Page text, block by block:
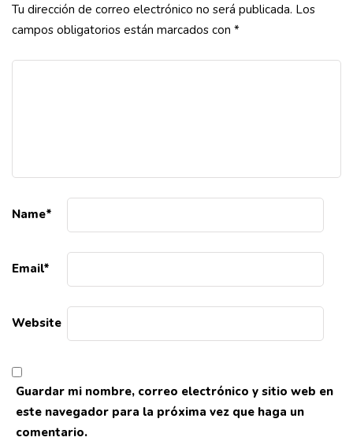
Tu dirección de correo electrónico no será publicada. Los
campos obligatorios están marcados con *
Name*
Email*
Website
Guardar mi nombre, correo electrónico y sitio web en
este navegador para la próxima vez que haga un
comentario.